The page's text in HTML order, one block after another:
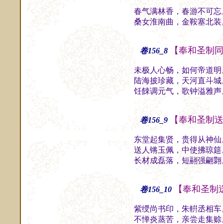
春气满林香，春游不可
桑女淮南曲，金鞍塞北
卷156_8 【奉和圣制
未极人心畅，如何帝道
陆海披珍藏，天河直斗
饪餗调元气，歌钟溢雅
卷156_9 【奉和圣制
东堂起集贤，贵得从神
送人锵玉佩，中使拂琼
长材成磊落，短翮强翩
卷156_10 【奉和圣
紫绶尚书印，朱輧丞相
不惮炎蒸苦，亲尝走集